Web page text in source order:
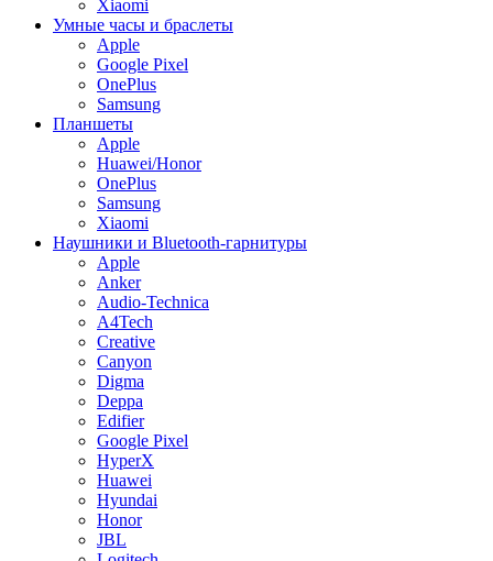
Xiaomi
Умные часы и браслеты
Apple
Google Pixel
OnePlus
Samsung
Планшеты
Apple
Huawei/Honor
OnePlus
Samsung
Xiaomi
Наушники и Bluetooth-гарнитуры
Apple
Anker
Audio-Technica
A4Tech
Creative
Canyon
Digma
Deppa
Edifier
Google Pixel
HyperX
Huawei
Hyundai
Honor
JBL